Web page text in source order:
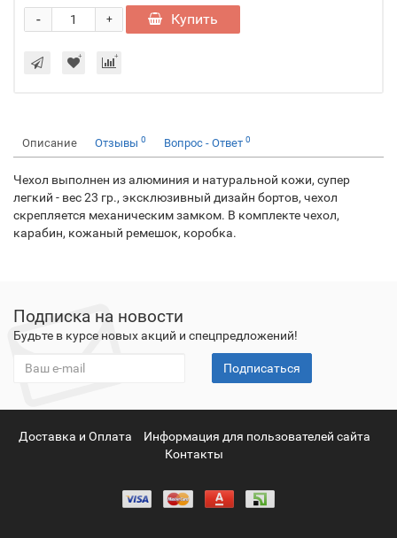
+
- Купить
Описание Отзывы 0 Вопрос - Ответ 0
Чехол выполнен из алюминия и натуральной кожи, супер
легкий - вес 23 гр., эксклюзивный дизайн бортов, чехол
скрепляется механическим замком. В комплекте чехол,
карабин, кожаный ремешок, коробка.
Подписка на новости
Будьте в курсе новых акций и спецпредложений!
Подписаться
Доставка и Оплата
Информация для пользователей сайта
Контакты